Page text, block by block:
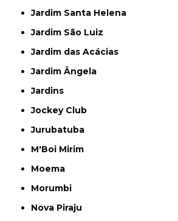
Jardim Santa Helena
Jardim São Luiz
Jardim das Acácias
Jardim Ângela
Jardins
Jockey Club
Jurubatuba
M'Boi Mirim
Moema
Morumbi
Nova Piraju